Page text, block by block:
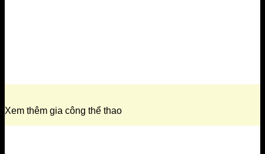
Xem thêm gia công thể thao